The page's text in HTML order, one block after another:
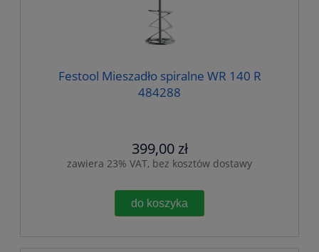
Festool Mieszadło spiralne WR 140 R
484288
399,00 zł
zawiera 23% VAT, bez kosztów dostawy
do koszyka